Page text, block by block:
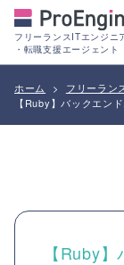
フリーランスITエンジニ
・転職支援エージェント
ホーム > フリーラン
【Ruby】バックエン
【Ruby